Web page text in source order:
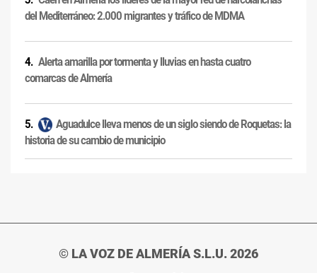
del Mediterráneo: 2.000 migrantes y tráfico de MDMA
Alerta amarilla por tormenta y lluvias en hasta cuatro
comarcas de Almería
Aguadulce lleva menos de un siglo siendo de Roquetas: la
historia de su cambio de municipio
© LA VOZ DE ALMERÍA S.L.U. 2026